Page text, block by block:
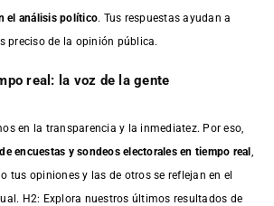
el análisis político. Tus respuestas ayudan a
preciso de la opinión pública.
real: la voz de la gente
en la transparencia y la inmediatez. Por eso,
encuestas y sondeos electorales en tiempo real
tus opiniones y las de otros se reflejan en el
H2: Explora nuestros últimos resultados de